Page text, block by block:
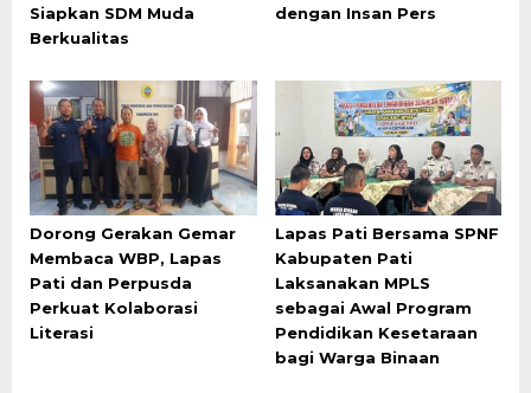
Siapkan SDM Muda
Berkualitas
dengan Insan Pers
Dorong Gerakan Gemar
Membaca WBP, Lapas
Pati dan Perpusda
Perkuat Kolaborasi
Literasi
Lapas Pati Bersama SPNF
Kabupaten Pati
Laksanakan MPLS
sebagai Awal Program
Pendidikan Kesetaraan
bagi Warga Binaan